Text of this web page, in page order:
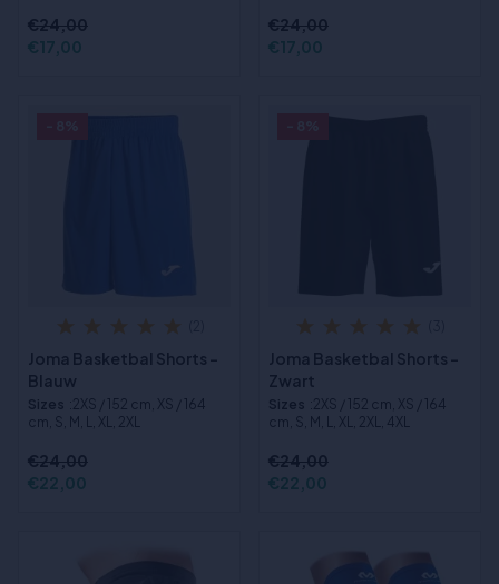
€24,00
€17,00
€24,00
€17,00
Joma Basketbal Shorts -
Blauw
Sizes :2XS / 152 cm, XS / 164
cm, S, M, L, XL, 2XL
€24,00
€22,00
Joma Basketbal Shorts -
Zwart
Sizes :2XS / 152 cm, XS / 164
cm, S, M, L, XL, 2XL, 4XL
€24,00
€22,00